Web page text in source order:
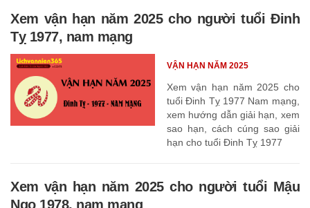
Xem vận hạn năm 2025 cho người tuổi Đinh
Tỵ 1977, nam mạng
Xem vận hạn năm 2025 cho
tuổi Đinh Tỵ 1977 Nam mạng,
xem hướng dẫn giải hạn, xem
sao hạn, cách cúng sao giải
hạn cho tuổi Đinh Tỵ 1977
VẬN HẠN NĂM 2025
Xem vận hạn năm 2025 cho người tuổi Mậu
Ngọ 1978, nam mạng